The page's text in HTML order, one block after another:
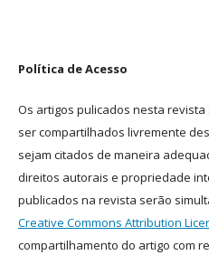
Política de Acesso
Os artigos pulicados nesta
ser compartilhados livremente
sejam citados de maneira
direitos autorais e propriedade
publicados na revista serão
Creative Commons Attribution
compartilhamento do artigo com